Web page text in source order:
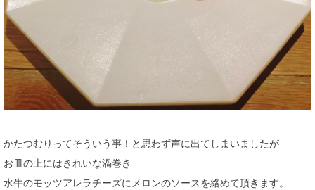
かたつむりってそういう事！と思わず声に出てしまいましたが
お皿の上にはきれいな渦巻き
水牛のモッツアレラチーズにメロンのソースを絡めて頂きます。